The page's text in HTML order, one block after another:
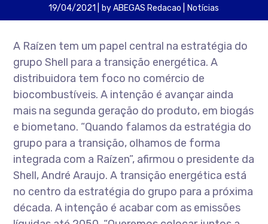
19/04/2021 byABEGAS Redacao Notícias
A Raízen tem um papel central na estratégia do
grupo Shell para a transição energética. A
distribuidora tem foco no comércio de
biocombustíveis. A intenção é avançar ainda
mais na segunda geração do produto, em biogás
e biometano. “Quando falamos da estratégia do
grupo para a transição, olhamos de forma
integrada com a Raízen”, afirmou o presidente da
Shell, André Araujo. A transição energética está
no centro da estratégia do grupo para a próxima
década. A intenção é acabar com as emissões